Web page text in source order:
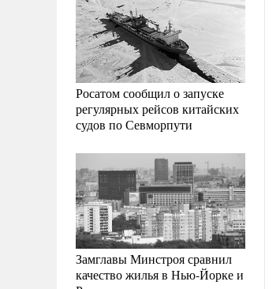
Росатом сообщил о запуске
регулярных рейсов китайских
судов по Севморпути
Замглавы Минстроя сравнил
качество жилья в Нью-Йорке и